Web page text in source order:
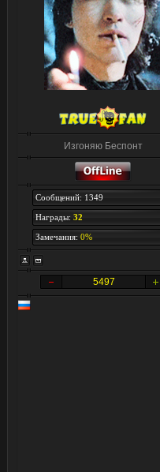
Изгоняю Беспонт
Сообщений: 1349
Награды: 32
Замечания: 0%
5497